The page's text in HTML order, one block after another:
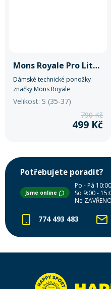
Mons Royale Pro Lite Tech
Dámské technické ponožky
značky Mons Royale
Velikost: S (35-37)
790 Kč
499 Kč
Potřebujete poradit?
Jsme online
Po - Pá
So 9:00 -
Ne ZAVŘENO
774 493 483